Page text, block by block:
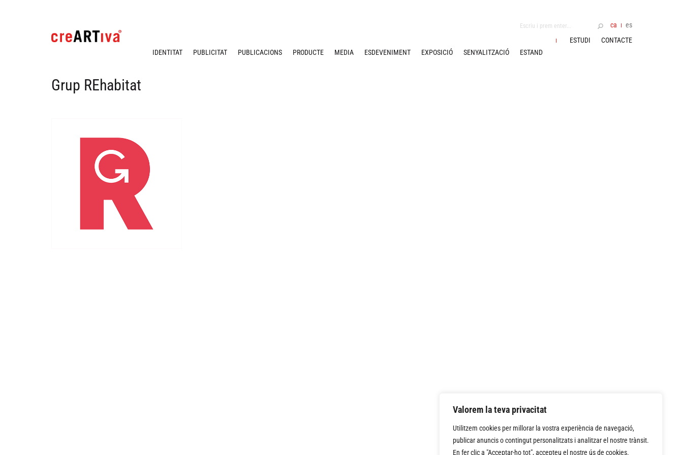
Valorem la teva privacitat
Utilitzem cookies per millorar la vostra experiència de navegació,
publicar anuncis o contingut personalitzats i analitzar el nostre trànsit.
En fer clic a "Acceptar-ho tot", accepteu el nostre ús de cookies.
ca
es
ESTUDI
CONTACTE
IDENTITAT
PUBLICITAT PUBLICACIONS PRODUCTE MEDIA ESDEVENIMENT EXPOSICIÓ SENYALITZACIÓ ESTAND
Grup REhabitat